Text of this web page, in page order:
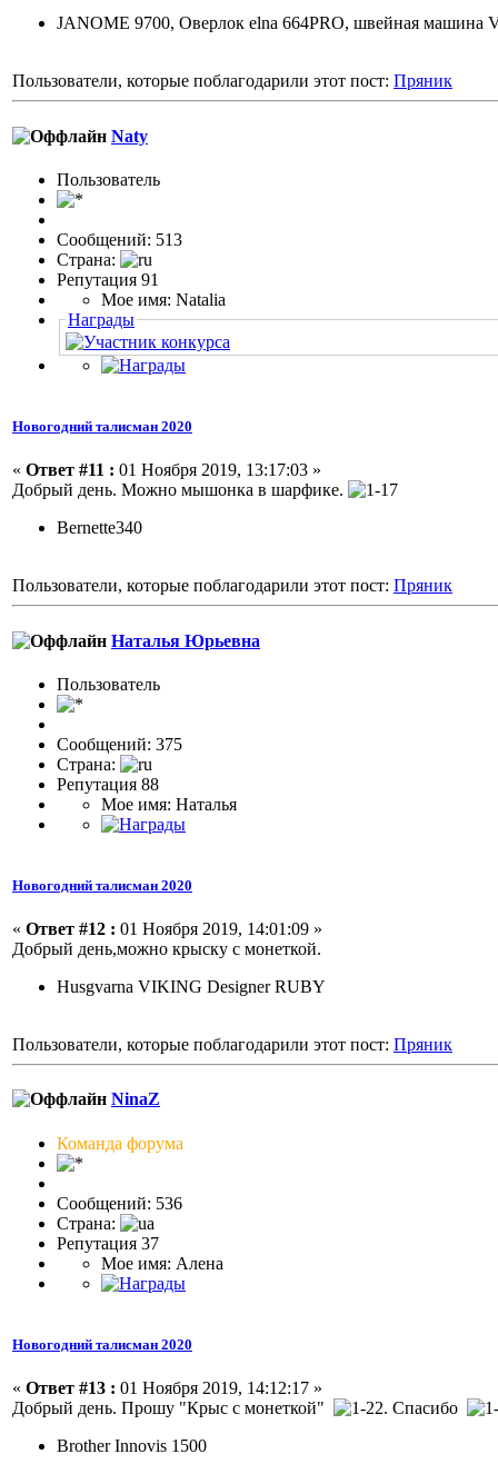
JANOME 9700, Оверлок elna 664PRO, швейная машина
Пользователи, которые поблагодарили этот пост: Пряник
Naty
Пользовaтeль
Сообщений: 513
Страна:
Репутация 91
Мое имя: Natalia
Награды
Новогодний талисман 2020
« Ответ #11 : 01 Ноября 2019, 13:17:03 »
Добрый день. Можно мышонка в шарфике.
Bernette340
Пользователи, которые поблагодарили этот пост: Пряник
Наталья Юрьевна
Пользовaтeль
Сообщений: 375
Страна:
Репутация 88
Мое имя: Наталья
Новогодний талисман 2020
« Ответ #12 : 01 Ноября 2019, 14:01:09 »
Добрый день,можно крыску с монеткой.
Husgvarna VIKING Designer RUBY
Пользователи, которые поблагодарили этот пост: Пряник
NinaZ
Команда форума
Сообщений: 536
Страна:
Репутация 37
Мое имя: Алена
Новогодний талисман 2020
« Ответ #13 : 01 Ноября 2019, 14:12:17 »
Добрый день. Прошу "Крыс с монеткой"
. Спасибо
Brother Innovis 1500